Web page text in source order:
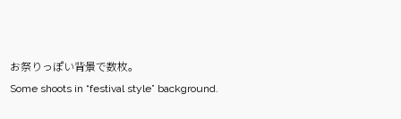
お祭りっぽい背景で数枚。
Some shoots in “festival style” background.